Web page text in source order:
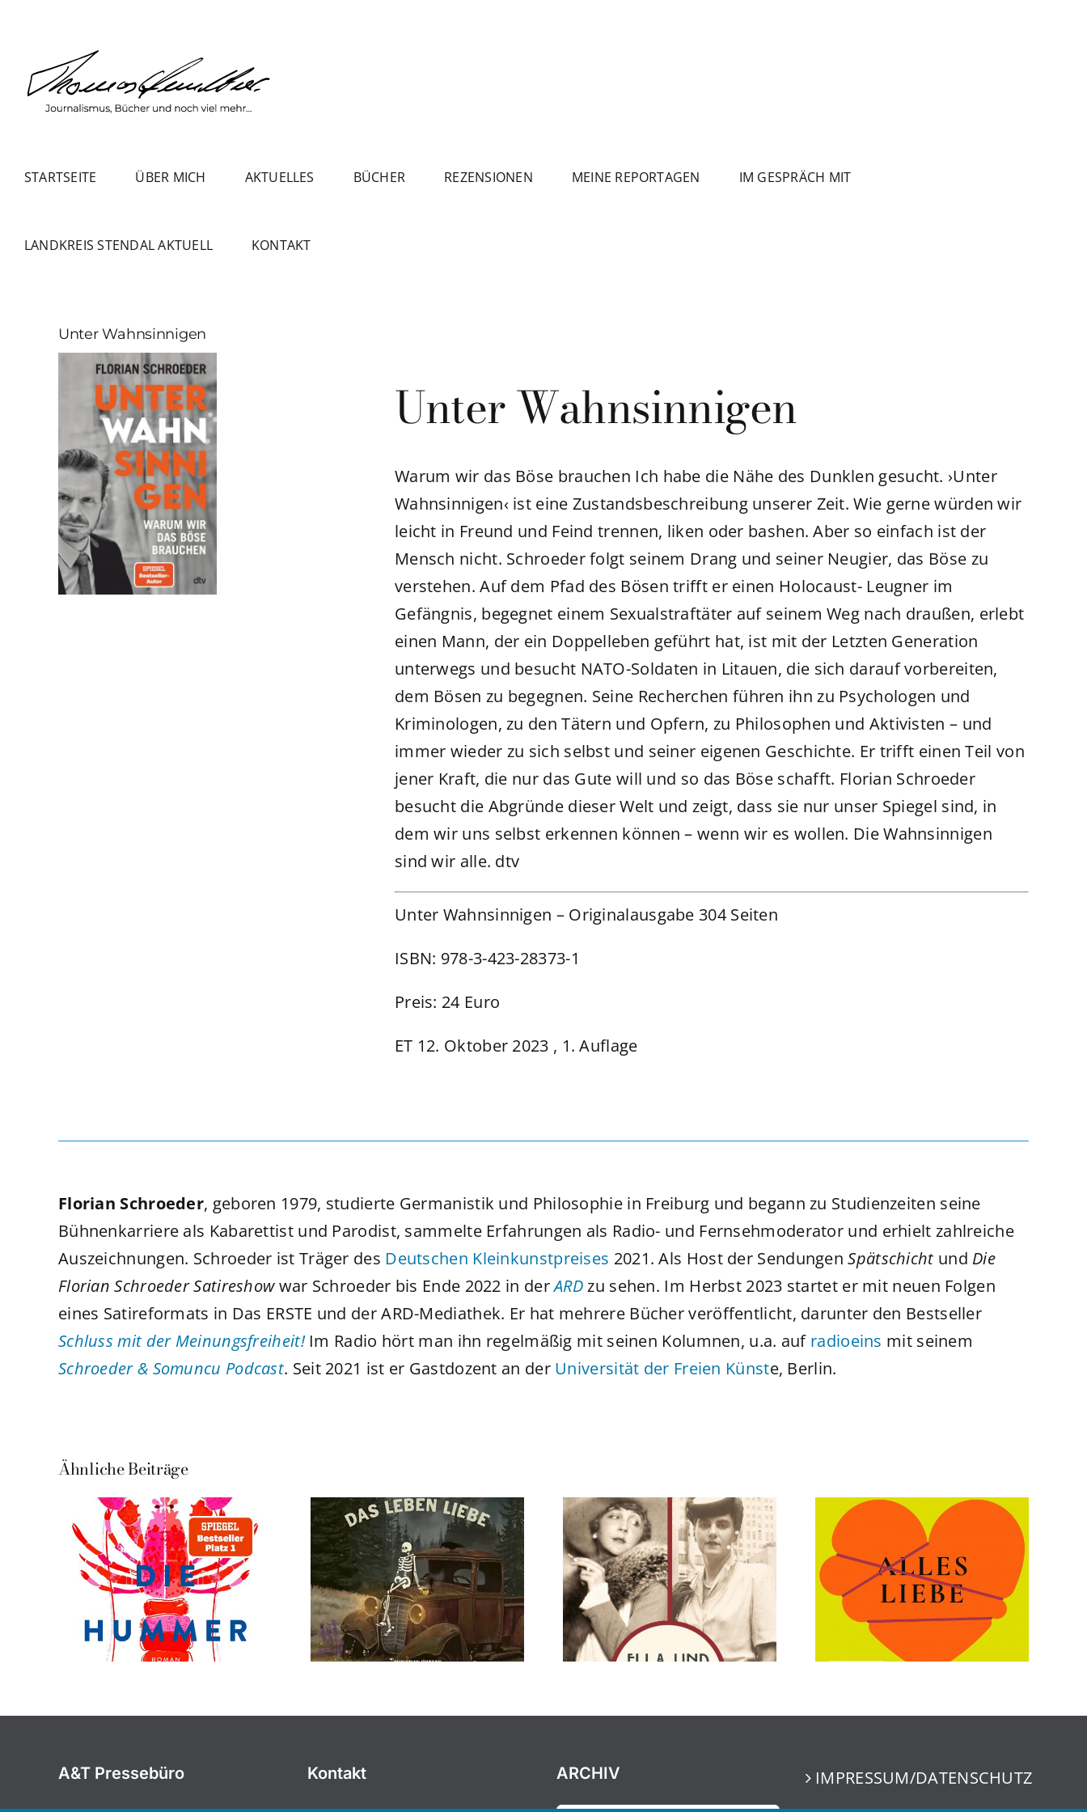
springen
STARTSEITE ÜBER MICH AKTUELLES BÜCHER REZENSIONEN MEINE REPORTAGEN IM GESPRÄCH MIT
LANDKREIS STENDAL AKTUELL KONTAKT
Unter Wahnsinnigen
Unter Wahnsinnigen
Warum wir das Böse brauchen Ich habe die Nähe des Dunklen gesucht. ›Unter
Wahnsinnigen‹ ist eine Zustandsbeschreibung unserer Zeit. Wie gerne würden wir
leicht in Freund und Feind trennen, liken oder bashen. Aber so einfach ist der
Mensch nicht. Schroeder folgt seinem Drang und seiner Neugier, das Böse zu
verstehen. Auf dem Pfad des Bösen trifft er einen Holocaust- Leugner im
Gefängnis, begegnet einem Sexualstraftäter auf seinem Weg nach draußen, erlebt
einen Mann, der ein Doppelleben geführt hat, ist mit der Letzten Generation
unterwegs und besucht NATO-Soldaten in Litauen, die sich darauf vorbereiten,
dem Bösen zu begegnen. Seine Recherchen führen ihn zu Psychologen und
Kriminologen, zu den Tätern und Opfern, zu Philosophen und Aktivisten – und
immer wieder zu sich selbst und seiner eigenen Geschichte. Er trifft einen Teil von
jener Kraft, die nur das Gute will und so das Böse schafft. Florian Schroeder
besucht die Abgründe dieser Welt und zeigt, dass sie nur unser Spiegel sind, in
dem wir uns selbst erkennen können – wenn wir es wollen. Die Wahnsinnigen
sind wir alle. dtv
Unter Wahnsinnigen – Originalausgabe 304 Seiten
ISBN: 978-3-423-28373-1
Preis: 24 Euro
ET 12. Oktober 2023 , 1. Auflage
Florian Schroeder, geboren 1979, studierte Germanistik und Philosophie in Freiburg und begann zu Studienzeiten seine
Bühnenkarriere als Kabarettist und Parodist, sammelte Erfahrungen als Radio- und Fernsehmoderator und erhielt zahlreiche
Auszeichnungen. Schroeder ist Träger des Deutschen Kleinkunstpreises 2021. Als Host der SendungenSpätschicht und Die
Florian Schroeder Satireshowwar Schroeder bis Ende 2022 in derARDzu sehen. Im Herbst 2023 startet er mit neuen Folgen
eines Satireformats in Das ERSTE und der ARD-Mediathek. Er hat mehrere Bücher veröffentlicht, darunter den Bestseller
Schluss mit der Meinungsfreiheit!Im Radio hört man ihn regelmäßig mit seinen Kolumnen, u.a. auf radioeins mit seinem
Schroeder & Somuncu Podcast. Seit 2021 ist er Gastdozent an der Universität der Freien Künste, Berlin.
Ähnliche Beiträge
A&T Pressebüro Kontakt ARCHIV IMPRESSUM/DATENSCHUTZ